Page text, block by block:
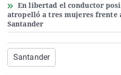
En libertad el conductor
atropelló a tres mujeres frente
Santander
Santander